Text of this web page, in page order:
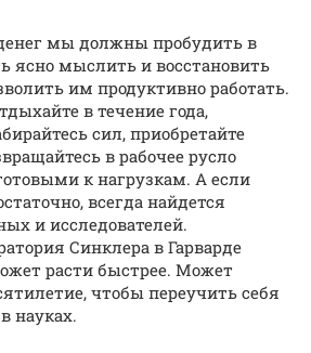
мы должны пробудить в
ясно мыслить и восстановить
им продуктивно работать.
в течение года,
сил, приобретайте
в рабочее русло
к нагрузкам. А если
всегда найдется
и исследователей.
Синклера в Гарварде
расти быстрее. Может
чтобы переучить себя
науках.